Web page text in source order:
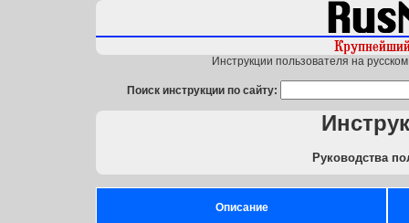
Инструкции пользователя на
Поиск инструкции по сайту:
Руководства
Описание